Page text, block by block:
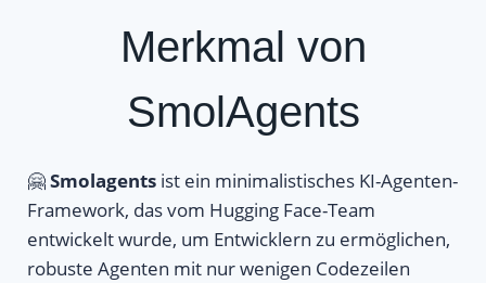
Merkmal von
SmolAgents
🤗Smolagents ist ein minimalistisches KI-Agenten-
Framework, das vom Hugging Face-Team
entwickelt wurde, um Entwicklern zu ermöglichen,
robuste Agenten mit nur wenigen Codezeilen